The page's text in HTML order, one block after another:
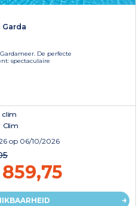
De perfecte
spectaculaire
clim
Clim
op 06/10/2026